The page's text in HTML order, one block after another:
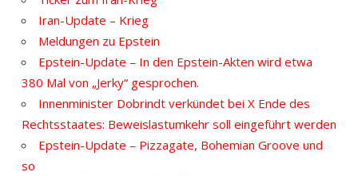
Iran-Update – Krieg
Meldungen zu Epstein
Epstein-Update – In den Epstein-Akten wird etwa
380 Mal von „Jerky“ gesprochen.
Innenminister Dobrindt verkündet bei X Ende des
Rechtsstaates: Beweislastumkehr soll eingeführt werden
Epstein-Update – Pizzagate, Bohemian Groove und
so